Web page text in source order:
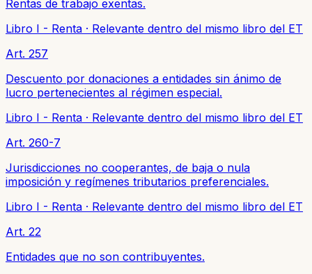
Rentas de trabajo exentas.
Libro I - Renta · Relevante dentro del mismo libro del ET
Art. 257
Descuento por donaciones a entidades sin ánimo de
lucro pertenecientes al régimen especial.
Libro I - Renta · Relevante dentro del mismo libro del ET
Art. 260-7
Jurisdicciones no cooperantes, de baja o nula
imposición y regímenes tributarios preferenciales.
Libro I - Renta · Relevante dentro del mismo libro del ET
Art. 22
Entidades que no son contribuyentes.